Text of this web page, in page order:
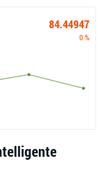
84.44947
0 %